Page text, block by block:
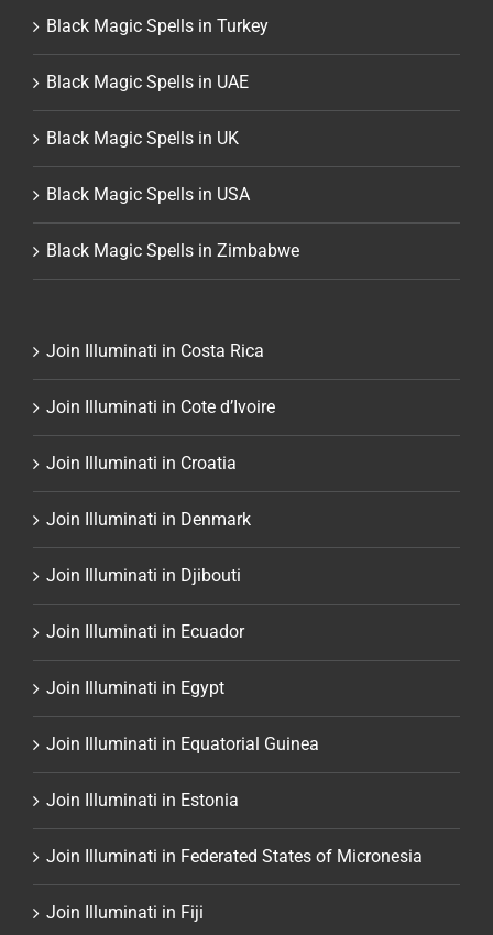
Black Magic Spells in Turkey
Black Magic Spells in UAE
Black Magic Spells in UK
Black Magic Spells in USA
Black Magic Spells in Zimbabwe
Join Illuminati in Costa Rica
Join Illuminati in Cote d’Ivoire
Join Illuminati in Croatia
Join Illuminati in Denmark
Join Illuminati in Djibouti
Join Illuminati in Ecuador
Join Illuminati in Egypt
Join Illuminati in Equatorial Guinea
Join Illuminati in Estonia
Join Illuminati in Federated States of Micronesia
Join Illuminati in Fiji